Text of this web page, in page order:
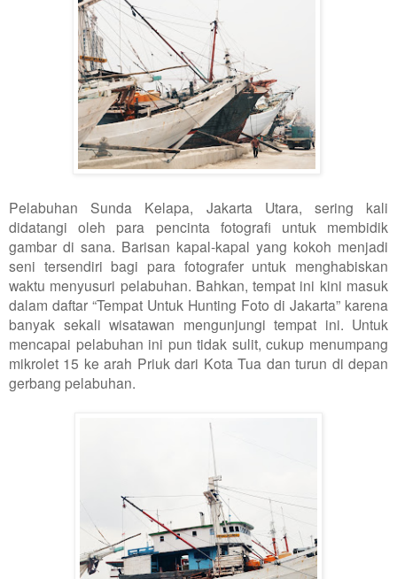
Pelabuhan Sunda Kelapa, Jakarta Utara, sering kali
didatangi oleh para pencinta fotografi untuk membidik
gambar di sana. Barisan kapal-kapal yang kokoh menjadi
seni tersendiri bagi para fotografer untuk menghabiskan
waktu menyusuri pelabuhan. Bahkan, tempat ini kini masuk
dalam daftar “Tempat Untuk Hunting Foto di Jakarta” karena
banyak sekali wisatawan mengunjungi tempat ini. Untuk
mencapai pelabuhan ini pun tidak sulit, cukup menumpang
mikrolet 15 ke arah Priuk dari Kota Tua dan turun di depan
gerbang pelabuhan.